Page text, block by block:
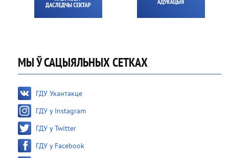
МЫ Ў САЦЫЯЛЬНЫХ СЕТКАХ
ГДУ Укантакце
ГДУ у Instagram
ГДУ у Twitter
ГДУ у Facebook